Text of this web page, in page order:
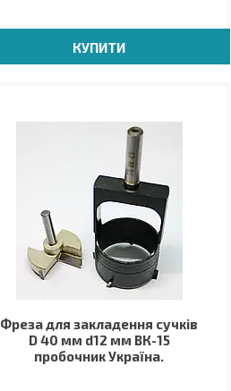
КУПИТИ
Фреза для закладення сучків
D 40 мм d12 мм ВК-15
пробочник Україна.